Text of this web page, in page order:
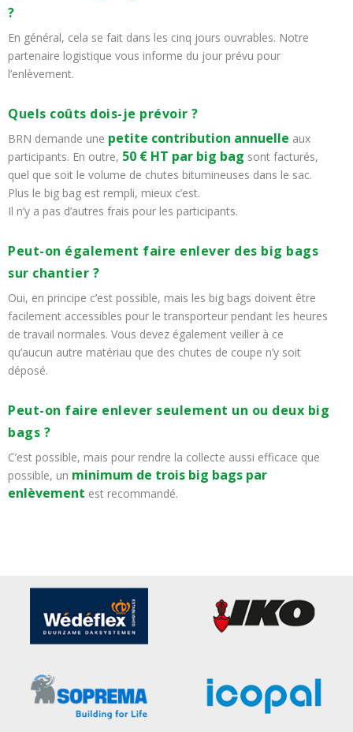
?
En général, cela se fait dans les cinq jours ouvrables. Notre
partenaire logistique vous informe du jour prévu pour
l’enlèvement.
Quels coûts dois-je prévoir ?
BRN demande une petite contribution annuelle aux
participants. En outre, 50 € HT par big bag sont facturés,
quel que soit le volume de chutes bitumineuses dans le sac.
Plus le big bag est rempli, mieux c’est.
Il n’y a pas d’autres frais pour les participants.
Peut-on également faire enlever des big bags
sur chantier ?
Oui, en principe c’est possible, mais les big bags doivent être
facilement accessibles pour le transporteur pendant les heures
de travail normales. Vous devez également veiller à ce
qu’aucun autre matériau que des chutes de coupe n’y soit
déposé.
Peut-on faire enlever seulement un ou deux big
bags ?
C’est possible, mais pour rendre la collecte aussi efficace que
possible, un minimum de trois big bags par
enlèvement est recommandé.